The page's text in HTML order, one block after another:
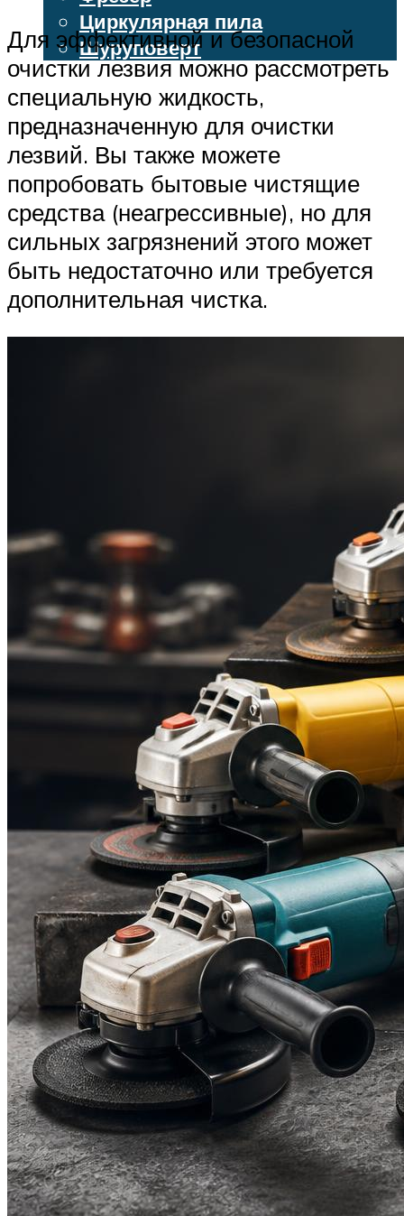
Циркулярная пила
Шуруповерт
Меню
Для эффективной и безопасной
очистки лезвия можно рассмотреть
специальную жидкость,
предназначенную для очистки
лезвий. Вы также можете
попробовать бытовые чистящие
средства (неагрессивные), но для
сильных загрязнений этого может
быть недостаточно или требуется
дополнительная чистка.